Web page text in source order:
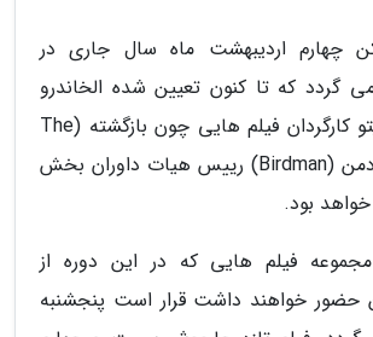
چهارم اردیبهشت ماه سال جاری در
گردد که تا کنون تعیین شده الخاندرو
گونسالس اینیاریتو کارگردان فیلم هایی چون بازگشته (The
Revenant) و بردمن (Birdman) رییس هیات داوران بخش
بود.
فیلم هایی که در این دوره از
حضور خواهند داشت قرار است پنجشنبه